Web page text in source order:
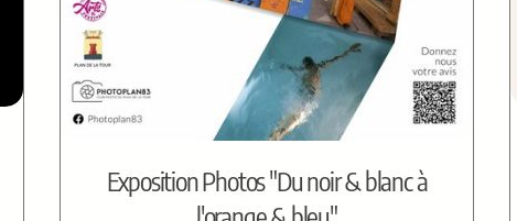
Exposition Photos "Du noir & blanc à